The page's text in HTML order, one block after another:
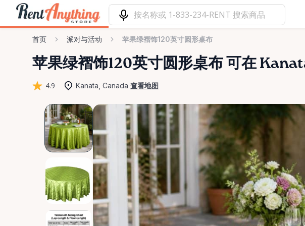
首页 派对与活动 苹果绿褶饰120英寸圆形桌布
苹果绿褶饰120英寸圆形桌布 可在
4.9 Kanata, Canada 查看地图